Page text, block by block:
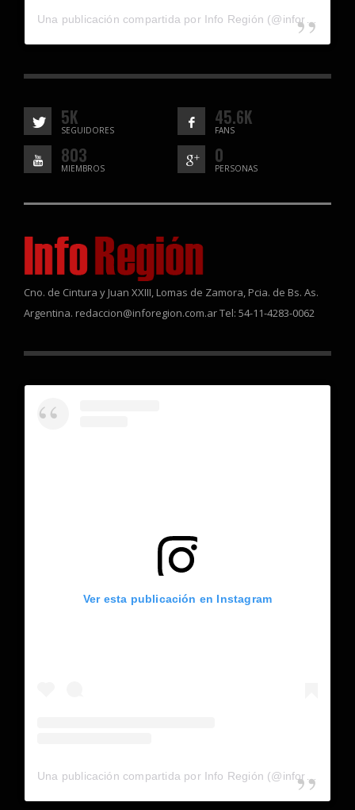
5K
SEGUIDORES
45.6K
FANS
803
MIEMBROS
0
PERSONAS
Cno. de Cintura y Juan XXIII, Lomas de Zamora, Pcia. de Bs. As.
Argentina. redaccion@inforegion.com.ar Tel: 54-11-4283-0062
Ver esta publicación en Instagram